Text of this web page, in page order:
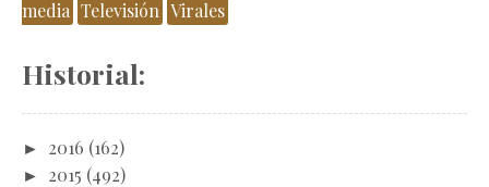
media Televisión Virales
Historial:
► 2016 (162)
► 2015 (492)